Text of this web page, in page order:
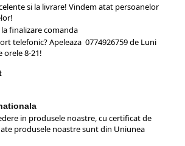
si la livrare! Vindem atat persoanelor
finalizare comanda
telefonic? Apeleaza 0774926759 de Luni
orele 8-21!
in produsele noastre, cu certificat de
produsele noastre sunt din Uniunea